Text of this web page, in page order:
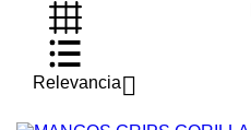
Relevancia